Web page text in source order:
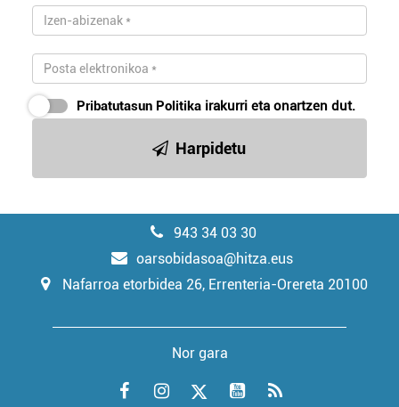
Pribatutasun Politika irakurri eta onartzen dut.
Harpidetu
943 34 03 30
oarsobidasoa@hitza.eus
Nafarroa etorbidea 26, Errenteria-Orereta 20100
Nor gara